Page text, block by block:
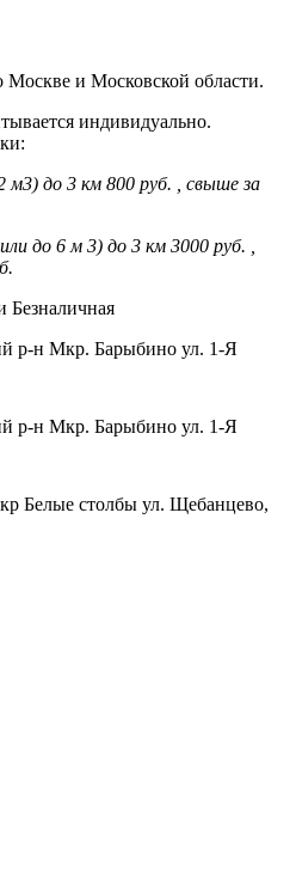
Москве и Московской области.
индивидуально.
м3) до 3 км 800 руб. , свыше за
до 6 м 3) до 3 км 3000 руб. ,
Безналичная
р-н Мкр. Барыбино ул. 1-Я
р-н Мкр. Барыбино ул. 1-Я
Белые столбы ул. Щебанцево,